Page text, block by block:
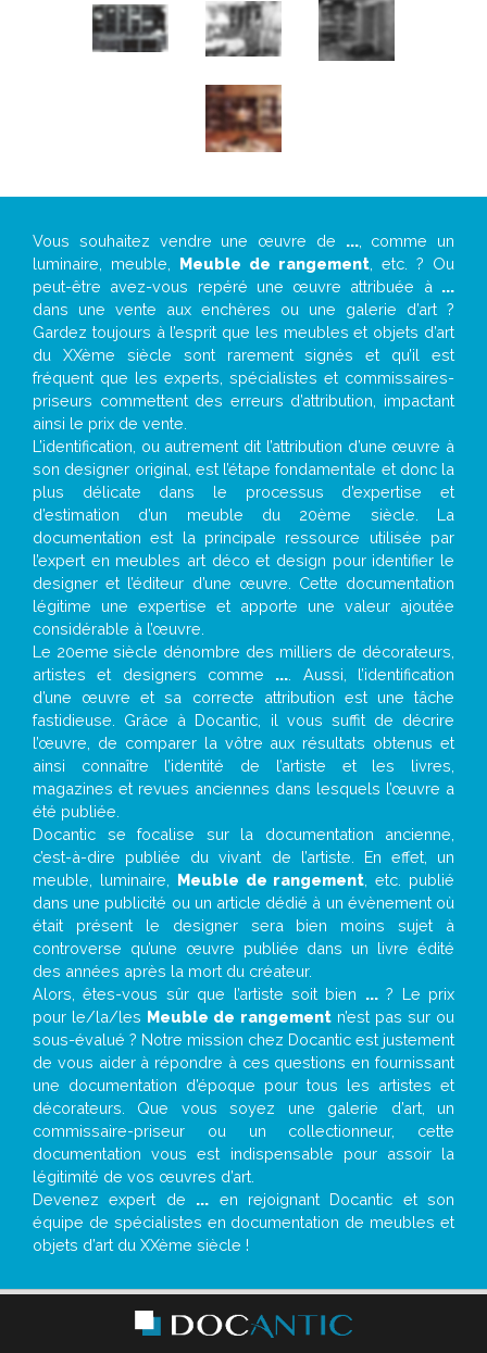
Vous souhaitez vendre une œuvre de ..., comme un
luminaire, meuble, Meuble de rangement , etc. ? Ou
peut-être avez-vous repéré une œuvre attribuée à ...
dans une vente aux enchères ou une galerie d’art ?
Gardez toujours à l’esprit que les meubles et objets d’art
du XXème siècle sont rarement signés et qu’il est
fréquent que les experts, spécialistes et commissaires-
priseurs commettent des erreurs d’attribution, impactant
ainsi le prix de vente.
L’identification, ou autrement dit l’attribution d’une œuvre à
son designer original, est l’étape fondamentale et donc la
plus délicate dans le processus d’expertise et
d’estimation d’un meuble du 20ème siècle. La
documentation est la principale ressource utilisée par
l’expert en meubles art déco et design pour identifier le
designer et l’éditeur d’une œuvre. Cette documentation
légitime une expertise et apporte une valeur ajoutée
considérable à l’œuvre.
Le 20eme siècle dénombre des milliers de décorateurs,
artistes et designers comme ... . Aussi, l’identification
d’une œuvre et sa correcte attribution est une tâche
fastidieuse. Grâce à Docantic, il vous suffit de décrire
l’œuvre, de comparer la vôtre aux résultats obtenus et
ainsi connaître l’identité de l’artiste et les livres,
magazines et revues anciennes dans lesquels l’œuvre a
été publiée.
Docantic se focalise sur la documentation ancienne,
c’est-à-dire publiée du vivant de l’artiste. En effet, un
meuble, luminaire, Meuble de rangement , etc. publié
dans une publicité ou un article dédié à un évènement où
était présent le designer sera bien moins sujet à
controverse qu’une œuvre publiée dans un livre édité
des années après la mort du créateur.
Alors, êtes-vous sûr que l’artiste soit bien ...? Le prix
pour le/la/les Meuble de rangementn’est pas sur ou
sous-évalué ? Notre mission chez Docantic est justement
de vous aider à répondre à ces questions en fournissant
une documentation d’époque pour tous les artistes et
décorateurs. Que vous soyez une galerie d’art, un
commissaire-priseur ou un collectionneur, cette
documentation vous est indispensable pour assoir la
légitimité de vos œuvres d’art.
Devenez expert de ... en rejoignant Docantic et son
équipe de spécialistes en documentation de meubles et
objets d’art du XXème siècle !